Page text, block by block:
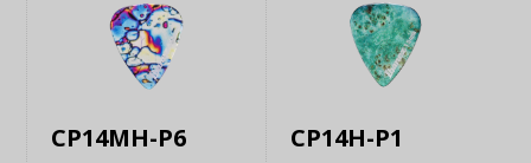
CP14MH-P6 CP14H-P1